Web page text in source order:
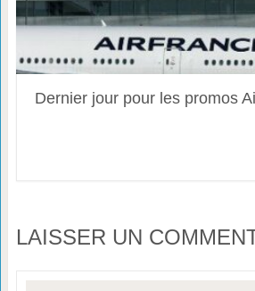
Dernier jour pour les promos
LAISSER UN